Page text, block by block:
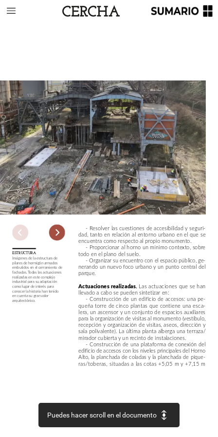
URBANISMO / Horno Alto n.º 1 de Sestao
- Resolver las cuestiones de accesibilidad y seguri-
dad, tanto en relación al entorno urbano en el que se
encuentra como respecto al propio monumento.
- Proporcionar al horno un mínimo contexto, sobre
todo en elplano delsuelo.
- Organizarsuencuentro con el espacio público,ge-
nerando un nuevo foco urbano y un punto central del
parque.
Actuaciones realizadas. Las actuaciones que se han
llevado a cabose puedensintetizar en:
- Construcción de un edificio de accesos: una pe-
queña torre de cinco plantas que contiene una esca-
lera, un ascensor y un conjunto de espacios auxiliares
para la organización devisitasalmonumento (vestíbulo,
recepción y organización de visitas, aseos, dirección y
sala polivalente). La última planta alberga una terraza/
miradorcubiertayun recinto de instalaciones.
- Construcción de una plataforma de conexión del
edificiodeaccesos con los niveles principalesdel Horno
Alto, la planchada de coladas y la planchada de pique-
ras/toberas, situadas a las cotas +5,05 m y +7,15 m
ESTRUCTURA
Imágenes delaestructura de
pilares dehormigón armados
embutidos en el cerramiento de
fachadas.Todas lasactuaciones
realizadas en estecomplejo
industrial para suadaptación
como lugardeinterés para
conocerlahistoriahantenido
en cuentasu granvalor
arquitectónico.
Puedes hacer scroll en el documento